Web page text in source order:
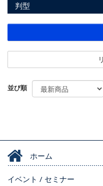
判型
並び順
ホーム
イベント / セミナー